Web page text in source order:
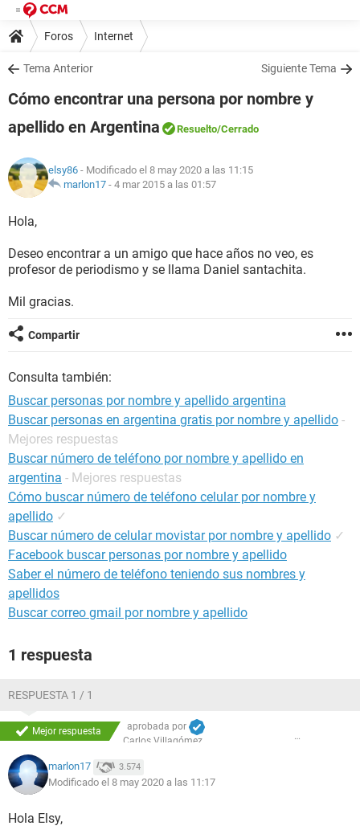
Foros Internet
Tema Anterior Siguiente Tema
Cómo encontrar una persona por nombre y
apellido en Argentina
Resuelto/Cerrado
elsy86 - Modificado el 8 may 2020 a las 11:15
marlon17 - 4 mar 2015 a las 01:57
Hola,
Deseo encontrar a un amigo que hace años no veo, es
profesor de periodismo y se llama Daniel santachita.
Mil gracias.
Compartir
Consulta también:
Buscar personas por nombre y apellido argentina
Buscar personas en argentina gratis por nombre y apellido -
Mejores respuestas
Buscar número de teléfono por nombre y apellido en
argentina - Mejores respuestas
Cómo buscar número de teléfono celular por nombre y
apellido ✓
Buscar número de celular movistar por nombre y apellido ✓
Facebook buscar personas por nombre y apellido
Saber el número de teléfono teniendo sus nombres y
apellidos
Buscar correo gmail por nombre y apellido
1 respuesta
RESPUESTA 1 / 1
Mejor respuesta
aprobada por
Carlos Villagómez
marlon17 3.574
Modificado el 8 may 2020 a las 11:17
Hola Elsy,